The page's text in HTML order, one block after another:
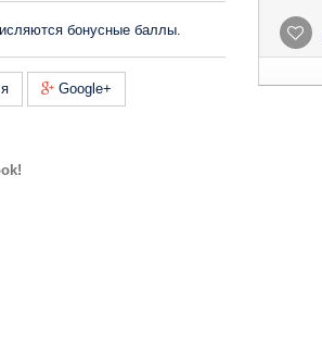
бонусные баллы.
Google+